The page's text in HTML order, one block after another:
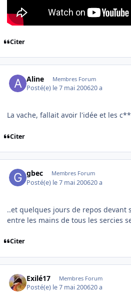
Citer
Aline Membres Forum
Posté(e) le 7 mai 200620 a
La vache, fallait avoir l'idée et les
Citer
gbec Membres Forum
Posté(e) le 7 mai 200620 a
..et quelques jours de repos devant
entre les mains de tous les sercies
Citer
Exilé17 Membres Forum
Posté(e) le 7 mai 200620 a